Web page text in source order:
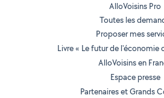
AlloVoisins Pro
Toutes les
Proposer mes
Livre « Le futur de l'économie
AlloVoisins en
Espace presse
Partenaires et Grands